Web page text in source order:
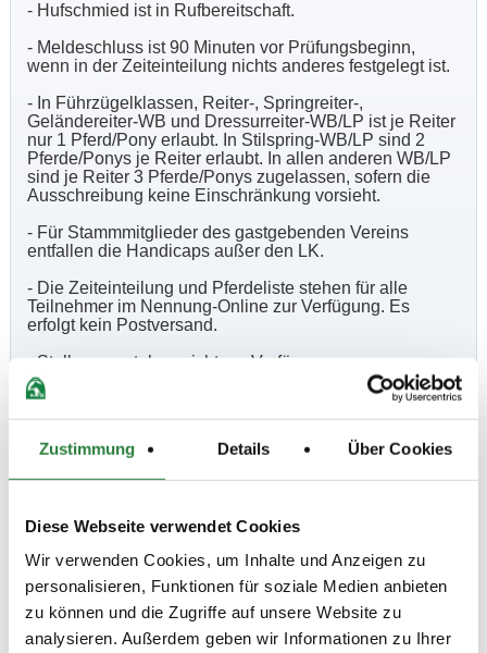
Zustimmung Details Über Cookies
Diese Webseite verwendet Cookies
Wir verwenden Cookies, um Inhalte und Anzeigen zu
personalisieren, Funktionen für soziale Medien anbieten
zu können und die Zugriffe auf unsere Website zu
analysieren. Außerdem geben wir Informationen zu Ihrer
- Hufschmied ist in Rufbereitschaft.
- Meldeschluss ist 90 Minuten vor Prüfungsbeginn,
wenn in der Zeiteinteilung nichts anderes festgelegt ist.
- In Führzügelklassen, Reiter-, Springreiter-,
Geländereiter-WB und Dressurreiter-WB/LP ist je Reiter
nur 1 Pferd/Pony erlaubt. In Stilspring-WB/LP sind 2
Pferde/Ponys je Reiter erlaubt. In allen anderen WB/LP
sind je Reiter 3 Pferde/Ponys zugelassen, sofern die
Ausschreibung keine Einschränkung vorsieht.
- Für Stammmitglieder des gastgebenden Vereins
entfallen die Handicaps außer den LK.
- Die Zeiteinteilung und Pferdeliste stehen für alle
Teilnehmer im Nennung-Online zur Verfügung. Es
erfolgt kein Postversand.
- Stallungen stehen nicht zur Verfügung.
- Für Prüfung 10 gilt § 25.3 LPO (keine Auszahlung des
Geldpreises).
Beschaffenheit der Plätze:
Vorbereitungsplatz: Halle (20x40 m).
Vorläufige Zeitenteilung:
Sa. vorm.: 8,9; nachm.: 2,5,11
So. vorm.: 6,7,10; nachm.: 1,3,4